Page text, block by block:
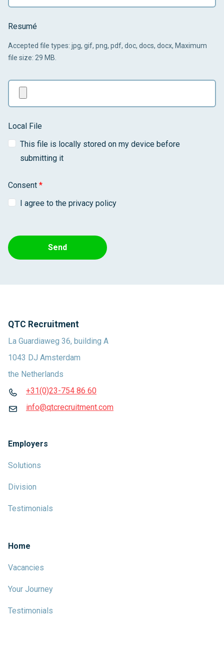
Resumé
Accepted file types: jpg, gif, png, pdf, doc, docs, docx, Maximum
file size: 29 MB.
Local File
This file is locally stored on my device before
submitting it
Consent *
I agree to the privacy policy
Send
QTC Recruitment
La Guardiaweg 36, building A
1043 DJ Amsterdam
the Netherlands
+31(0)23-754 86 60
info@qtcrecruitment.com
Employers
Solutions
Division
Testimonials
Home
Vacancies
Your Journey
Testimonials